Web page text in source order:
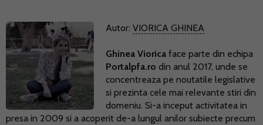
Autor: VIORICA GHINEA
Ghinea Viorica face parte din echipa
Portalpfa.ro din anul 2017, unde se
concentreaza pe noutatile legislative
si prezinta cele mai relevante stiri din
domeniu. Si-a inceput activitatea in
presa in 2009 si a acoperit de-a lungul anilor subiecte precum